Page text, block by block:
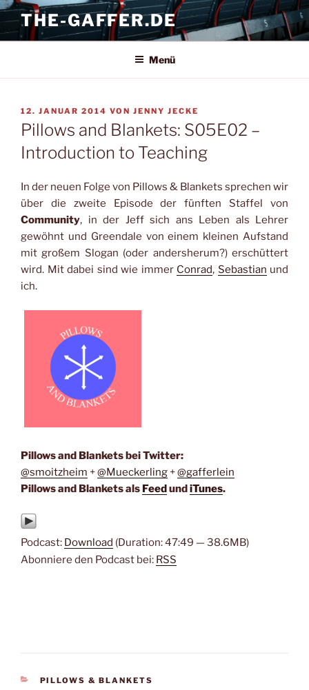
Zum
Inhalt
springen
THE-GAFFER.DE
Menü
VERÖFFENTLICHT
AM
12. JANUAR 2014 VON JENNY JECKE
Pillows and Blankets: S05E02 –
Introduction to Teaching
In der neuen Folge von Pillows & Blankets sprechen wir
über die zweite Episode der fünften Staffel von
Community, in der Jeff sich ans Leben als Lehrer
gewöhnt und Greendale von einem kleinen Aufstand
mit großem Slogan (oder andersherum?) erschüttert
wird. Mit dabei sind wie immer Conrad, Sebastian und
ich.
Pillows and Blankets bei Twitter:
@smoitzheim +@Mueckerling +@gafferlein
Pillows and Blankets als FeedundiTunes.
Podcast: Download (Duration: 47:49 — 38.6MB)
Abonniere den Podcast bei: RSS
KATEGORIEN
PILLOWS & BLANKETS